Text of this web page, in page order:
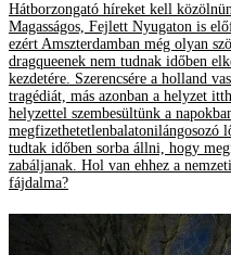
Hátborzongató híreket kell
Magasságos, Fejlett Nyugaton is
ezért Amszterdamban még olyan
dragqueenek nem tudnak időben
kezdetére. Szerencsére a holland
tragédiát, más azonban a helyzet
helyzettel szembesültünk a
megfizethetetlenbalatonilángosozó
tudtak időben sorba állni, hogy
zabáljanak. Hol van ehhez a
fájdalma?